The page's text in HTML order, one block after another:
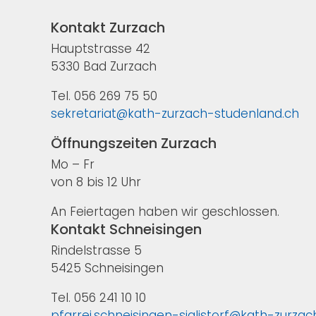
Kontakt Zurzach
Hauptstrasse 42
5330 Bad Zurzach
Tel. 056 269 75 50
sekretariat@kath-zurzach-studenland.ch
Öffnungszeiten Zurzach
Mo – Fr
von 8 bis 12 Uhr
An Feiertagen haben wir geschlossen.
Kontakt Schneisingen
Rindelstrasse 5
5425 Schneisingen
Tel. 056 241 10 10